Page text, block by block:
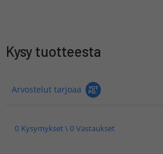
Kysy tuotteesta
Arvostelut tarjoaa
0 Kysymykset \ 0 Vastaukset